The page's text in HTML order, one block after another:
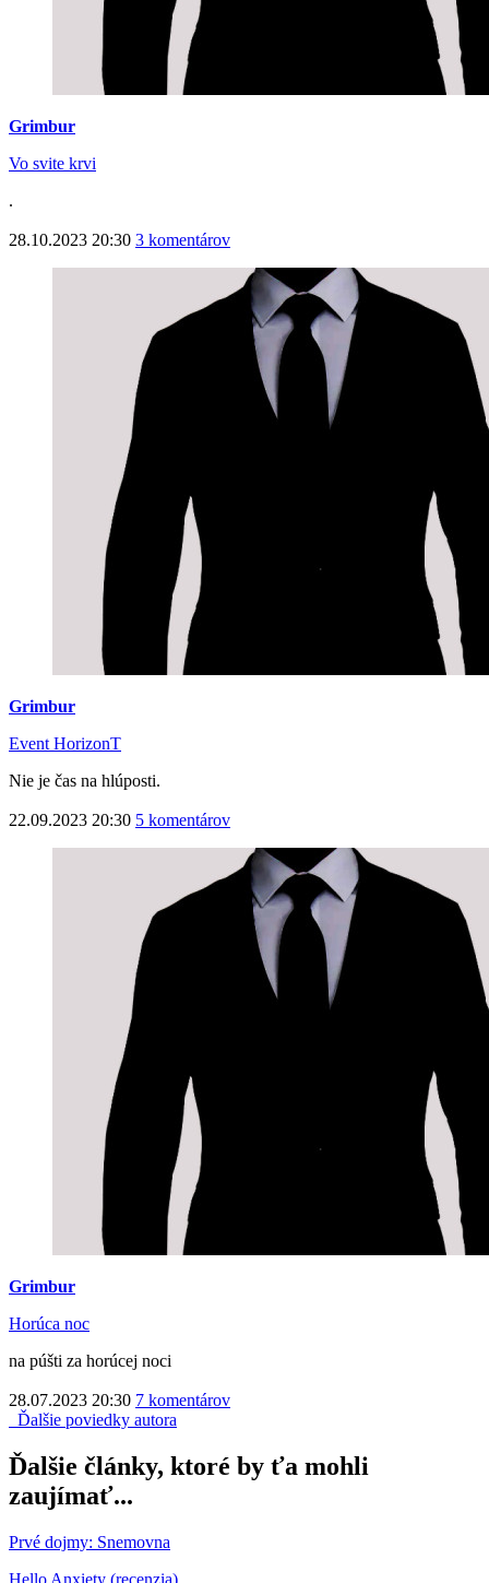
Grimbur
Vo svite krvi
.
28.10.2023 20:30 3 komentárov
Grimbur
Event HorizonT
Nie je čas na hlúposti.
22.09.2023 20:30 5 komentárov
Grimbur
Horúca noc
na púšti za horúcej noci
28.07.2023 20:30 7 komentárov
Ďalšie poviedky autora
Ďalšie články, ktoré by ťa mohli
zaujímať...
Prvé dojmy: Snemovna
Hello Anxiety (recenzia)